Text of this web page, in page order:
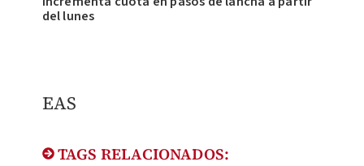
del lunes
EAS
TAGS RELACIONADOS: